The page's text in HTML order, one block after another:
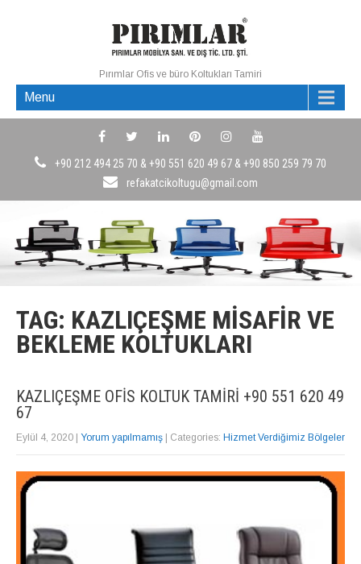
Pırımlar Ofis ve büro Koltukları Tamiri
Menu
+90 212 494 25 70 & +90 551 620 49 67 & +90 850 259 79 70
refakatcikoltugu@gmail.com
TAG: KAZLIÇEŞME MISAFIR VE
BEKLEME KOLTUKLARI
KAZLIÇEŞME OFIS KOLTUK TAMIRI +90 551 620 49
67
Eylül 4, 2020 | Yorum yapılmamış | Categories: Hizmet Verdiğimiz Bölgeler